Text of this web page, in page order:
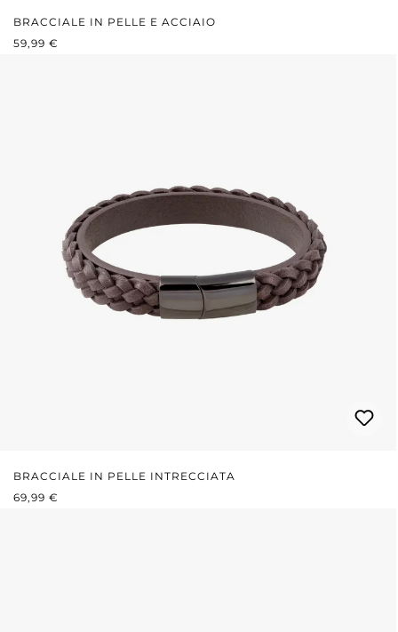
BRACCIALE IN PELLE E ACCIAIO
PREZZO NORMALE:
59,99 €
BRACCIALE IN PELLE INTRECCIATA
PREZZO NORMALE:
69,99 €